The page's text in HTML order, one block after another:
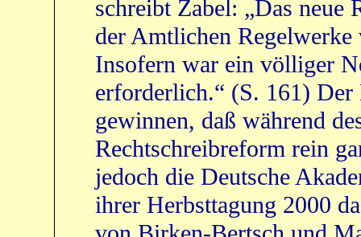
schreibt Zabel: „Das neue
der Amtlichen
Insofern war ein völliger
erforderlich.“ (S. 161)
gewinnen, daß während
Rechtschreibreform rein
jedoch die Deutsche
ihrer Herbsttagung 2000